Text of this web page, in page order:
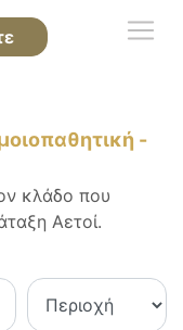
-
κλάδο που
Αετοί.